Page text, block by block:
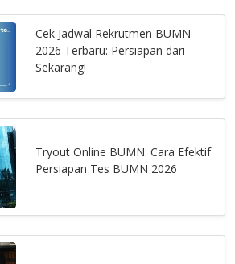
Cek Jadwal Rekrutmen BUMN
2026 Terbaru: Persiapan dari
Sekarang!
Tryout Online BUMN: Cara Efektif
Persiapan Tes BUMN 2026